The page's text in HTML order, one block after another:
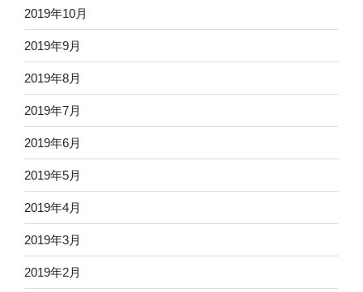
2019年10月
2019年9月
2019年8月
2019年7月
2019年6月
2019年5月
2019年4月
2019年3月
2019年2月